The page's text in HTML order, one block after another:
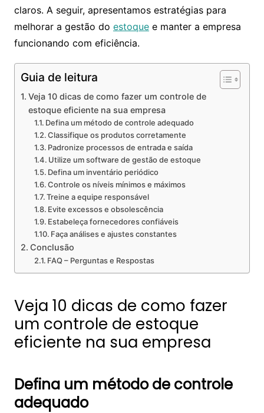
claros. A seguir, apresentamos estratégias para
melhorar a gestão do estoquee manter a empresa
funcionando com eficiência.
Guia de leitura
Veja 10 dicas de como fazer um controle de
estoque eficiente na sua empresa
Defina um método de controle adequado
Classifique os produtos corretamente
Padronize processos de entrada e saída
Utilize um software de gestão de estoque
Defina um inventário periódico
Controle os níveis mínimos e máximos
Treine a equipe responsável
Evite excessos e obsolescência
Estabeleça fornecedores confiáveis
Faça análises e ajustes constantes
Conclusão
FAQ – Perguntas e Respostas
Veja 10 dicas de como fazer
um controle de estoque
eficiente na sua empresa
Defina um método de controle
adequado